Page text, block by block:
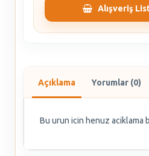
Alışveriş
Açıklama Yorumlar (0)
Bu urun icin henuz aciklama